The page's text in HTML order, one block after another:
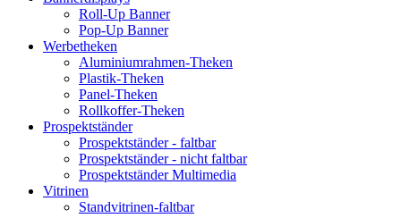
Roll-Up Banner
Pop-Up Banner
Werbetheken
Aluminiumrahmen-Theken
Plastik-Theken
Panel-Theken
Rollkoffer-Theken
Prospektständer
Prospektständer - faltbar
Prospektständer - nicht faltbar
Prospektständer Multimedia
Vitrinen
Standvitrinen-faltbar